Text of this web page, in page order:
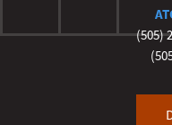
(505)